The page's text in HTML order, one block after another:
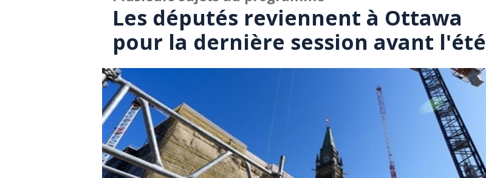
Les députés reviennent à Ottawa
pour la dernière session avant l'été